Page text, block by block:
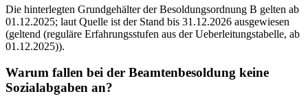
Die hinterlegten Grundgehälter der Besoldungsordnung B gelten ab
01.12.2025; laut Quelle ist der Stand bis 31.12.2026 ausgewiesen
(geltend (reguläre Erfahrungsstufen aus der Ueberleitungstabelle, ab
01.12.2025)).
Warum fallen bei der Beamtenbesoldung keine
Sozialabgaben an?